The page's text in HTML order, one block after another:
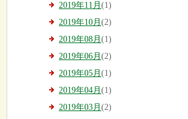
2019年11月 (1)
2019年10月 (2)
2019年08月 (1)
2019年06月 (2)
2019年05月 (1)
2019年04月 (1)
2019年03月 (2)